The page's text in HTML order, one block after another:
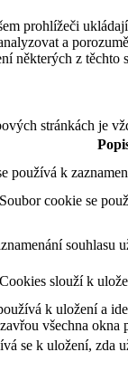
prohlížeči
a
některých z
stránkách je
k
cookie se
slouží k
k uložení a
všechna okna
se k uložení,